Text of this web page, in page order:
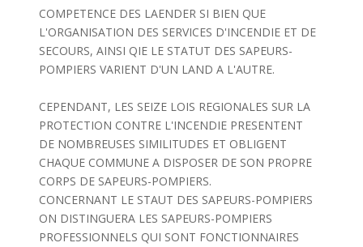
COMPETENCE DES LAENDER SI BIEN QUE
L'ORGANISATION DES SERVICES D'INCENDIE ET DE
SECOURS, AINSI QIE LE STATUT DES SAPEURS-
POMPIERS VARIENT D'UN LAND A L'AUTRE.
CEPENDANT, LES SEIZE LOIS REGIONALES SUR LA
PROTECTION CONTRE L'INCENDIE PRESENTENT
DE NOMBREUSES SIMILITUDES ET OBLIGENT
CHAQUE COMMUNE A DISPOSER DE SON PROPRE
CORPS DE SAPEURS-POMPIERS.
CONCERNANT LE STAUT DES SAPEURS-POMPIERS
ON DISTINGUERA LES SAPEURS-POMPIERS
PROFESSIONNELS QUI SONT FONCTIONNAIRES